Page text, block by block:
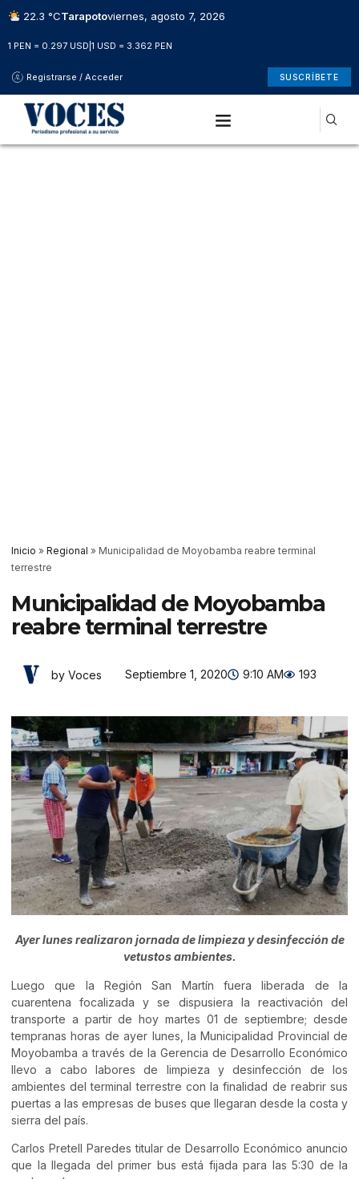
22.3 °CTarapotoviernes, agosto 7, 2026
1 PEN = 0.297 USD 1 USD = 3.362 PEN
Registrarse / Acceder SUSCRÍBETE
Inicio » Regional » Municipalidad de Moyobamba reabre terminal
terrestre
Municipalidad de Moyobamba
reabre terminal terrestre
by Voces Septiembre 1, 2020 9:10 AM 193
Ayer lunes realizaron jornada de limpieza y desinfección de
vetustos ambientes.
Luego que la Región San Martín fuera liberada de la
cuarentena focalizada y se dispusiera la reactivación del
transporte a partir de hoy martes 01 de septiembre; desde
tempranas horas de ayer lunes, la Municipalidad Provincial de
Moyobamba a través de la Gerencia de Desarrollo Económico
llevo a cabo labores de limpieza y desinfección de los
ambientes del terminal terrestre con la finalidad de reabrir sus
puertas a las empresas de buses que llegaran desde la costa y
sierra del país.
Carlos Pretell Paredes titular de Desarrollo Económico anuncio
que la llegada del primer bus está fijada para las 5:30 de la